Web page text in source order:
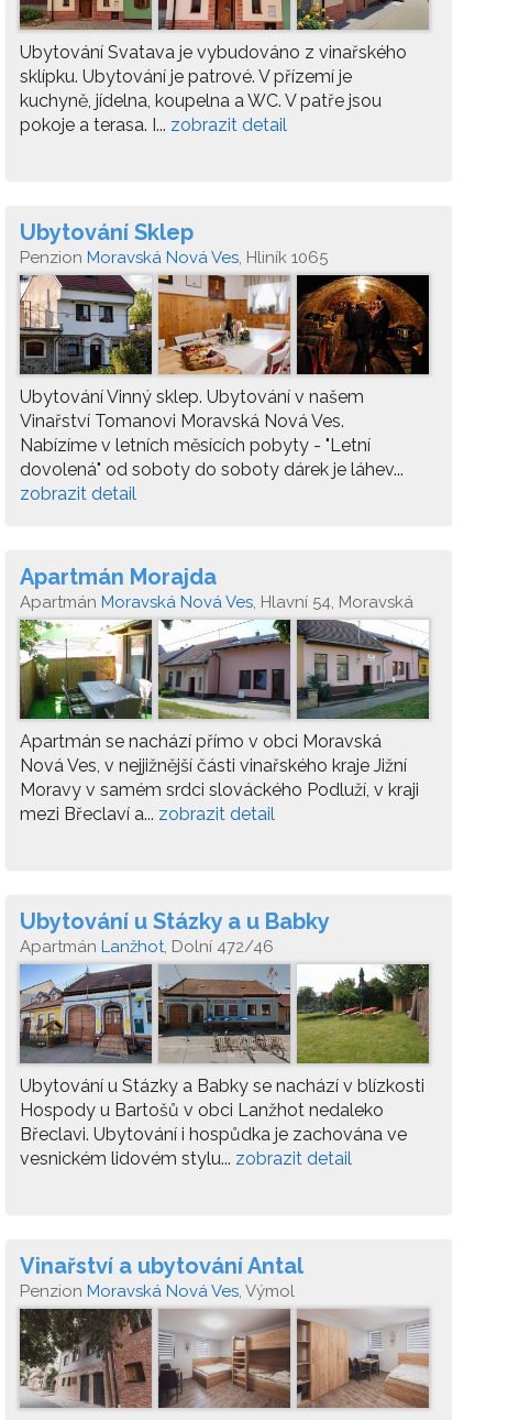
Ubytování Svatava je vybudováno z vinařského
sklípku. Ubytování je patrové. V přízemí je
kuchyně, jídelna, koupelna a WC. V patře jsou
pokoje a terasa. I... zobrazit detail
Ubytování Sklep
Penzion Moravská Nová Ves, Hliník 1065
Ubytování Vinný sklep. Ubytování v našem
Vinařství Tomanovi Moravská Nová Ves.
Nabízíme v letních měsících pobyty - "Letní
dovolená" od soboty do soboty dárek je láhev...
zobrazit detail
Apartmán Morajda
Apartmán Moravská Nová Ves, Hlavní 54, Moravská
Nová Ves
Apartmán se nachází přímo v obci Moravská
Nová Ves, v nejjižnější části vinařského kraje Jižní
Moravy v samém srdci slováckého Podluží, v kraji
mezi Břeclaví a... zobrazit detail
Ubytování u Stázky a u Babky
Apartmán Lanžhot, Dolní 472/46
Ubytování u Stázky a Babky se nachází v blízkosti
Hospody u Bartošů v obci Lanžhot nedaleko
Břeclavi. Ubytování i hospůdka je zachována ve
vesnickém lidovém stylu... zobrazit detail
Vinařství a ubytování Antal
Penzion Moravská Nová Ves, Výmol